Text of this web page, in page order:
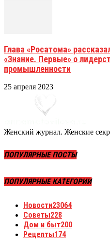
Глава «Росатома»
«Знание. Первые» о
промышленности
25 апреля 2023
Женский журнал. Женские
ПОПУЛЯРНЫЕ ПОСТЫ
ПОПУЛЯРНЫЕ КАТЕГОРИИ
Новости23064
Советы228
Дом и быт200
Рецепты174